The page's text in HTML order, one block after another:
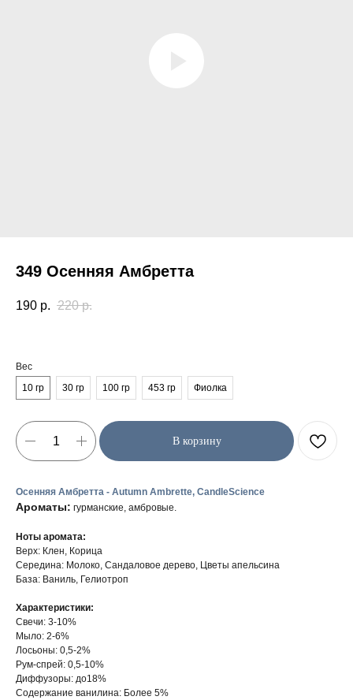
349 Осенняя Амбретта
190 р. 220 р.
Вес
10 гр
30 гр 100 гр 453 гр Фиолка
В корзину
Осенняя Амбретта - Autumn Ambrette, CandleScience
Ароматы: гурманские, амбровые.
Ноты аромата:
Верх: Клен, Корица
Середина: Молоко, Сандаловое дерево, Цветы апельсина
База: Ваниль, Гелиотроп
Характеристики:
Свечи: 3-10%
Мыло: 2-6%
Лосьоны: 0,5-2%
Рум-спрей: 0,5-10%
Диффузоры: до18%
Содержание ванилина: Более 5%